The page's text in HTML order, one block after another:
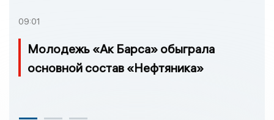
09:01
Молодежь «Ак Барса» обыграла
основной состав «Нефтяника»